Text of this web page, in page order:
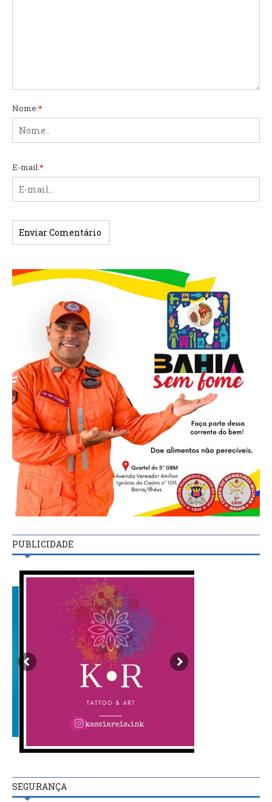
Nome:*
E-mail:*
PUBLICIDADE
SEGURANÇA